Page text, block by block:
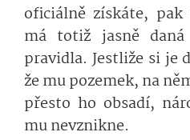
oficiálně získáte,
má totiž jasně
pravidla. Jestliže si je
že mu pozemek, na
přesto ho obsadí,
mu nevznikne.